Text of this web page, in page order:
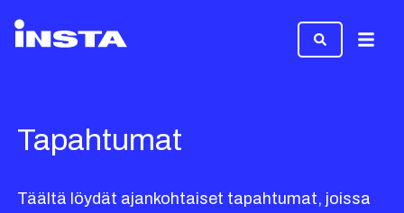
Tapahtumat
Täältä löydät ajankohtaiset tapahtumat, joissa